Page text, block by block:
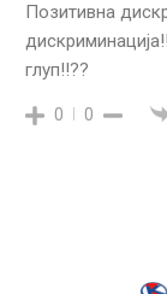
Позитивна
глуп!!??
0 0